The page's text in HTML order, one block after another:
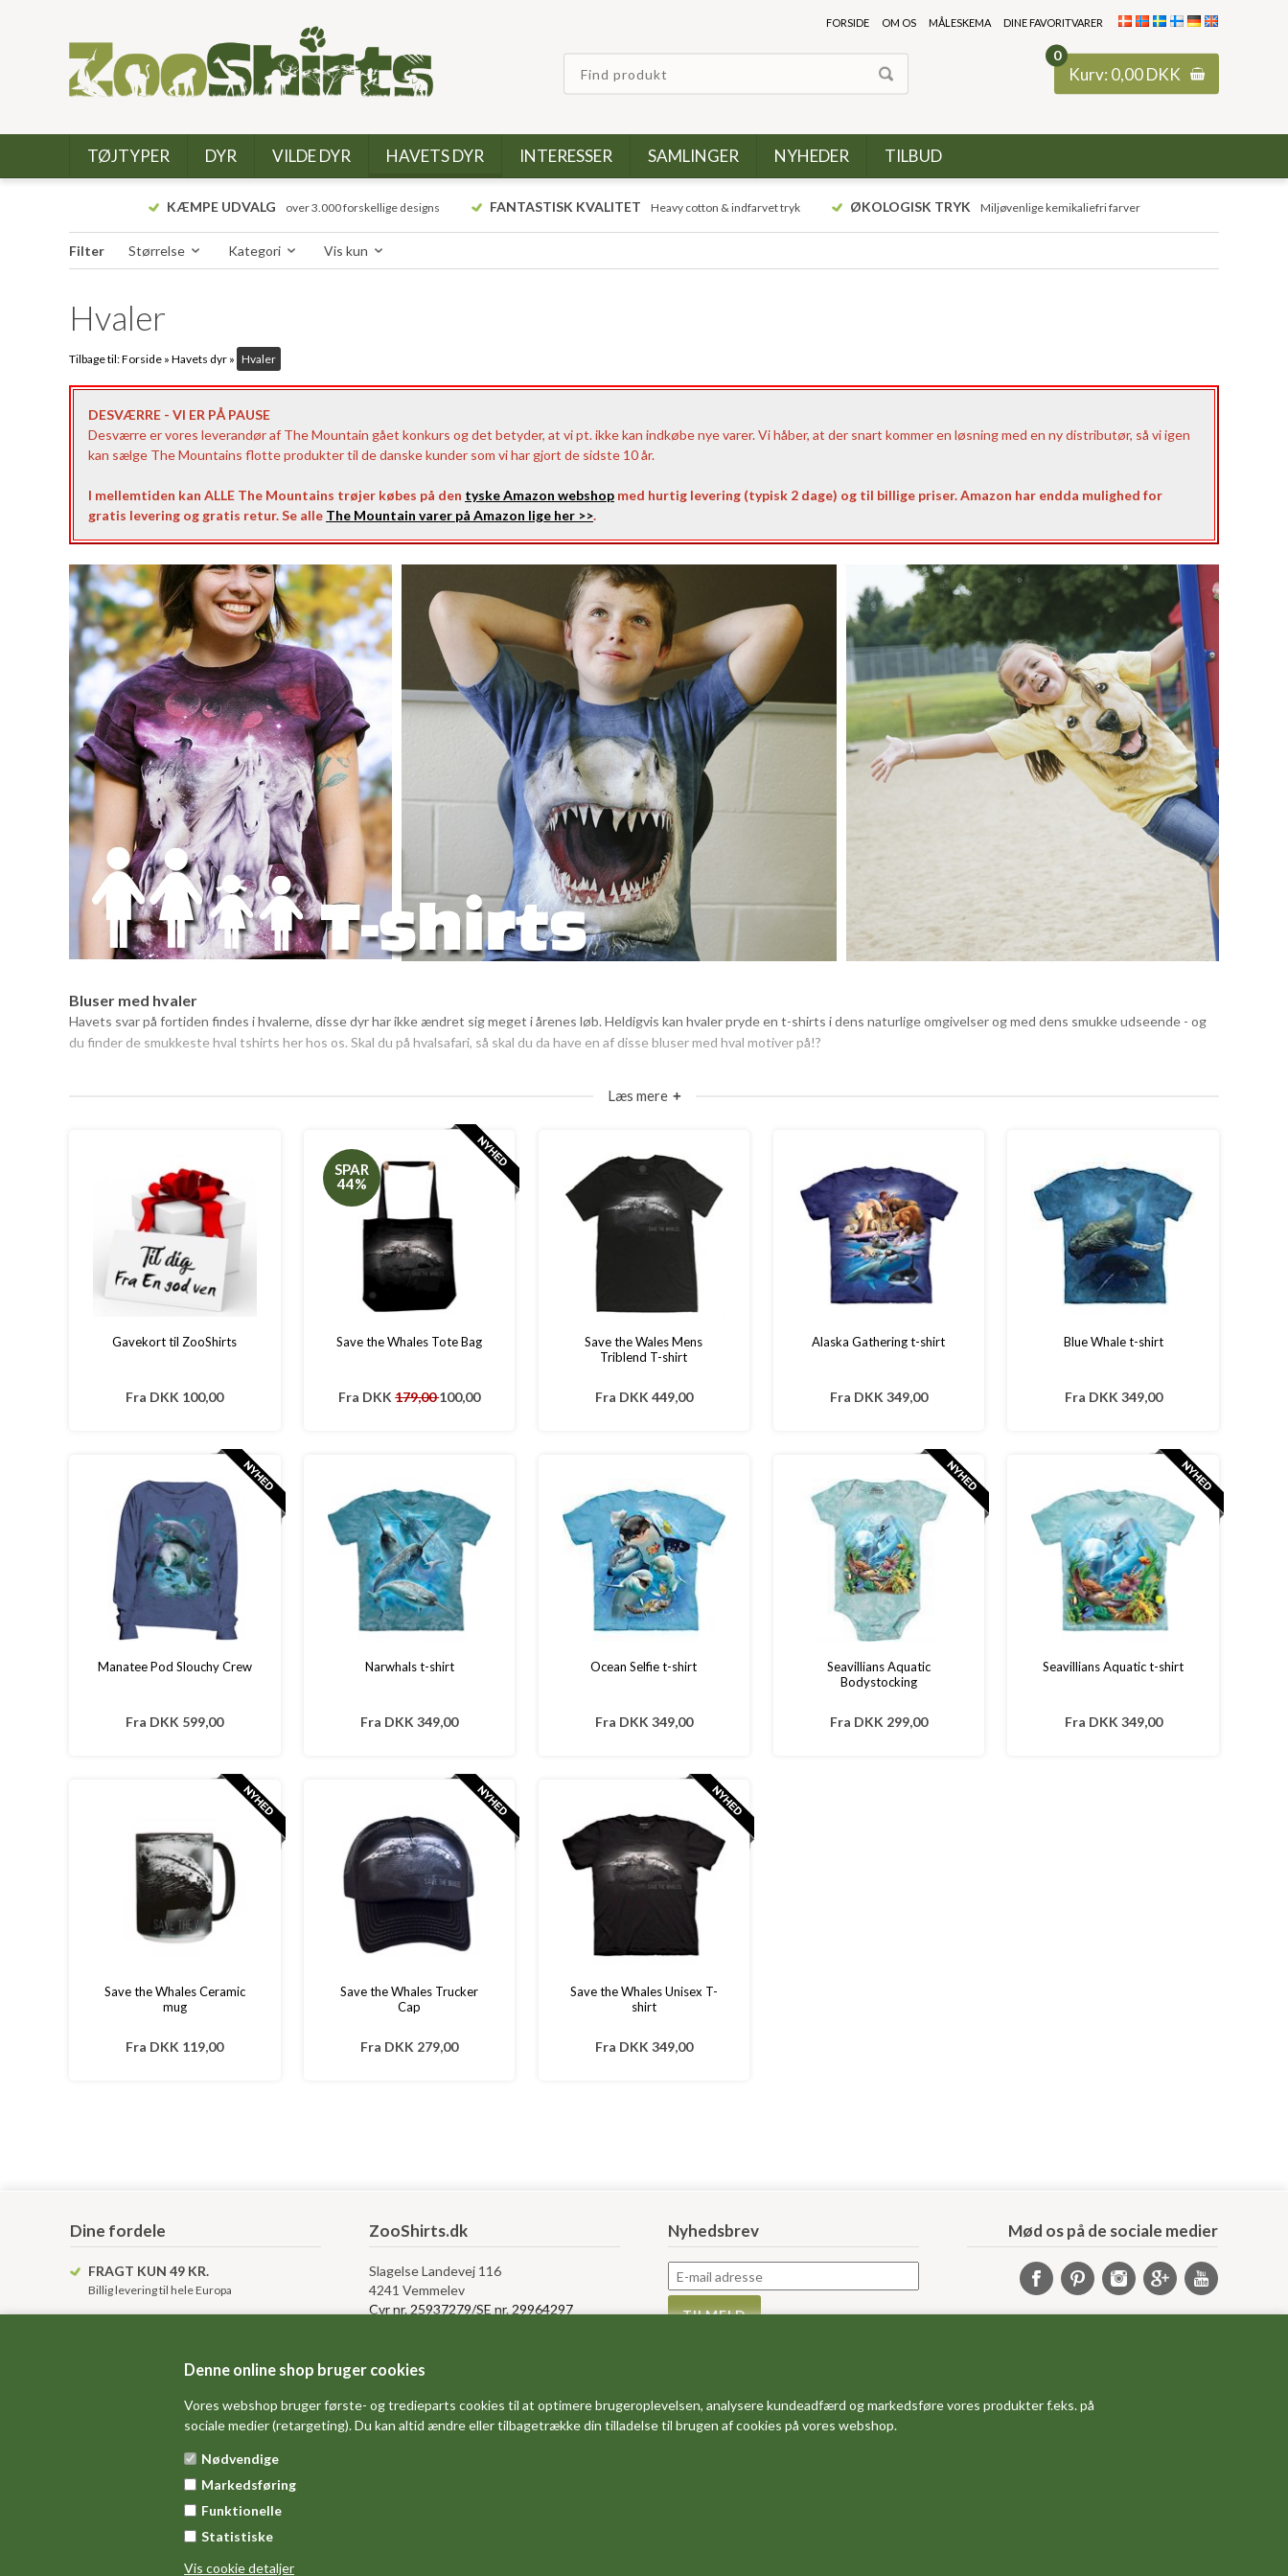
Denne online shop bruger cookies
Vores webshop bruger første- og tredieparts cookies til at optimere brugeroplevelsen, analysere kundeadfærd og markedsføre vores produkter f.eks. på
sociale medier (retargeting). Du kan altid ændre eller tilbagetrække din tilladelse til brugen af cookies på vores webshop.
Nødvendige
Markedsføring
Funktionelle
Statistiske
Vis cookie detaljer
0
Kurv: 0,00DKK
FORSIDE OM OS MÅLESKEMA DINE FAVORITVARER
TØJTYPER DYR VILDE DYR HAVETS DYR INTERESSER SAMLINGER NYHEDER TILBUD
KÆMPE UDVALG over 3.000 forskellige designs FANTASTISK KVALITET Heavy cotton & indfarvet tryk ØKOLOGISK TRYK Miljøvenlige kemikaliefri farver
Filter Størrelse Kategori Vis kun
Hvaler
Tilbage til:Forside » Havets dyr » Hvaler
DESVÆRRE - VI ER PÅ PAUSE
Desværre er vores leverandør af The Mountain gået konkurs og det betyder, at vi pt. ikke kan indkøbe nye varer. Vi håber, at der snart kommer en løsning med en ny distributør, så vi igen
kan sælge The Mountains flotte produkter til de danske kunder som vi har gjort de sidste 10 år.
I mellemtiden kan ALLE The Mountains trøjer købes på den tyske Amazon webshop med hurtig levering (typisk 2 dage) og til billige priser. Amazon har endda mulighed for
gratis levering og gratis retur. Se alle The Mountain varer på Amazon lige her >>.
Bluser med hvaler
Havets svar på fortiden findes i hvalerne, disse dyr har ikke ændret sig meget i årenes løb. Heldigvis kan hvaler pryde en t-shirts i dens naturlige omgivelser og med dens smukke udseende - og
du finder de smukkeste hval tshirts her hos os. Skal du på hvalsafari, så skal du da have en af disse bluser med hval motiver på!?
Læs mere +
Gavekort til ZooShirts
Fra DKK 100,00
SPAR
44%
Save the Whales Tote Bag
Fra DKK179,00100,00
Save the Wales Mens
Triblend T-shirt
Fra DKK 449,00
Alaska Gathering t-shirt
Fra DKK 349,00
Blue Whale t-shirt
Fra DKK 349,00
Manatee Pod Slouchy Crew
Fra DKK 599,00
Narwhals t-shirt
Fra DKK 349,00
Ocean Selfie t-shirt
Fra DKK 349,00
Seavillians Aquatic
Bodystocking
Fra DKK 299,00
Seavillians Aquatic t-shirt
Fra DKK 349,00
Save the Whales Ceramic
mug
Fra DKK 119,00
Save the Whales Trucker
Cap
Fra DKK 279,00
Save the Whales Unisex T-
shirt
Fra DKK 349,00
Dine fordele
FRAGT KUN 49 KR.
Billig levering til hele Europa
KUNDESERVICE
KÆMPE VARELAGER
ZooShirts.dk
Slagelse Landevej 116
4241 Vemmelev
Cvr nr. 25937279/SE nr. 29964297
Levering, bytte og retur
Betingelser og vilkår
Nyhedsbrev
Måleskemaer
Størrelses guider
Mød os på de sociale medier